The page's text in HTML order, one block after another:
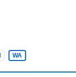
WA